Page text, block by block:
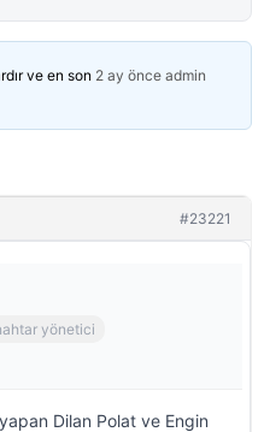
ve en son 2 ay önce admin
#23221
yönetici
Dilan Polat ve Engin